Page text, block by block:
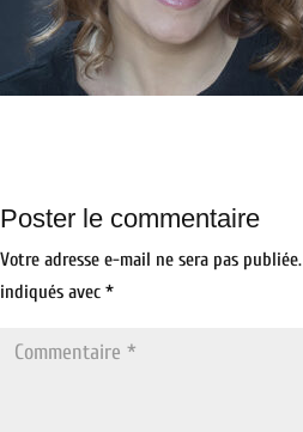
Poster le commentaire
Votre adresse e-mail ne sera pas publiée.
indiqués avec *